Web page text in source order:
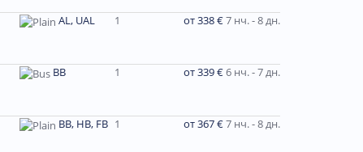
AL, UAL 1 от 338 €7 нч. - 8 дн.
BB 1 от 339 €6 нч. - 7 дн.
BB, HB, FB 1 от 367 €7 нч. - 8 дн.